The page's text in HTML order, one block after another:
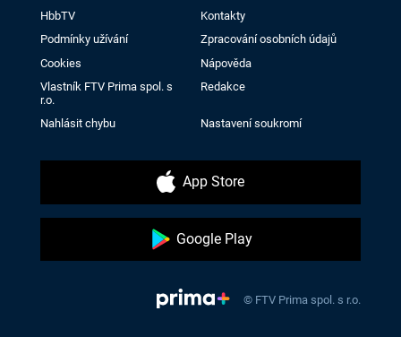
HbbTV
Kontakty
Podmínky užívání
Zpracování osobních údajů
Cookies
Nápověda
Vlastník FTV Prima spol. s
r.o.
Redakce
Nahlásit chybu Nastavení soukromí
App Store
Google Play
© FTV Prima spol. s r.o.